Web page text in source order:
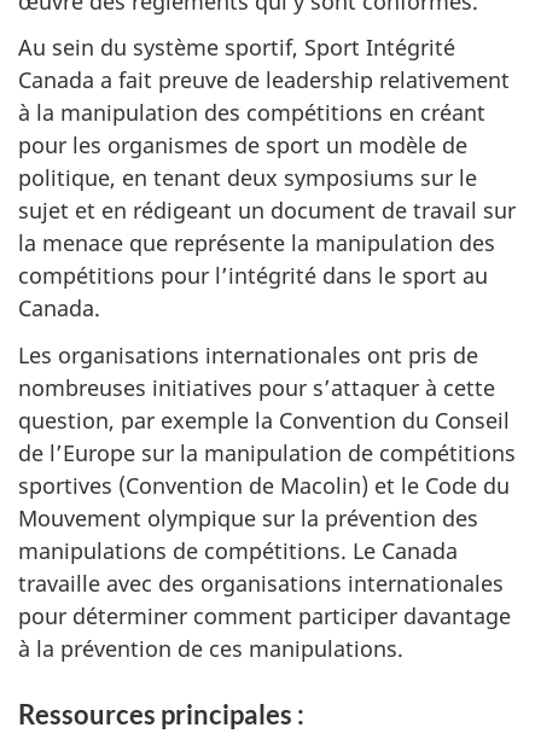
Au sein du système sportif, Sport Intégrité
Canada a fait preuve de leadership relativement
à la manipulation des compétitions en créant
pour les organismes de sport un modèle de
politique, en tenant deux symposiums sur le
sujet et en rédigeant un document de travail sur
la menace que représente la manipulation des
compétitions pour l’intégrité dans le sport au
Canada.
Les organisations internationales ont pris de
nombreuses initiatives pour s’attaquer à cette
question, par exemple la Convention du Conseil
de l’Europe sur la manipulation de compétitions
sportives (Convention de Macolin) et le Code du
Mouvement olympique sur la prévention des
manipulations de compétitions. Le Canada
travaille avec des organisations internationales
pour déterminer comment participer davantage
à la prévention de ces manipulations.
Ressources principales :